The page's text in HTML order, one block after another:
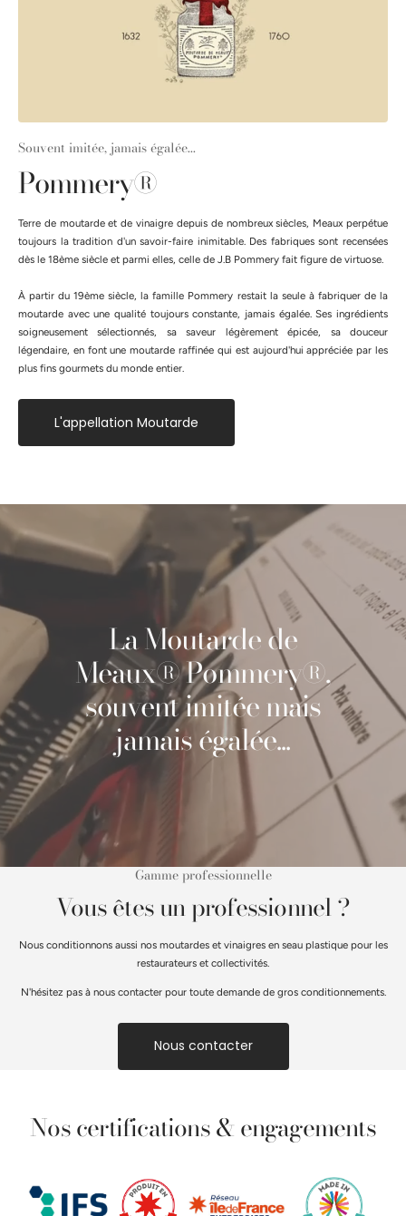
Souvent imitée, jamais égalée...
Pommery®
Terre de moutarde et de vinaigre depuis de nombreux siècles, Meaux perpétue
toujours la tradition d'un savoir-faire inimitable. Des fabriques sont recensées
dès le 18ème siècle et parmi elles, celle de J.B Pommery fait figure de virtuose.
À partir du 19ème siècle, la famille Pommery restait la seule à fabriquer de la
moutarde avec une qualité toujours constante, jamais égalée. Ses ingrédients
soigneusement sélectionnés, sa saveur légèrement épicée, sa douceur
légendaire, en font une moutarde raffinée qui est aujourd'hui appréciée par les
plus fins gourmets du monde entier.
L'appellation Moutarde
La Moutarde de
Meaux® Pommery®,
souvent imitée mais
jamais égalée...
Gamme professionnelle
Vous êtes un professionnel ?
Nous conditionnons aussi nos moutardes et vinaigres en seau plastique pour les
restaurateurs et collectivités.
N'hésitez pas à nous contacter pour toute demande de gros conditionnements.
Nous contacter
Nos certifications & engagements